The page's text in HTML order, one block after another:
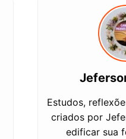
Estudos,
criados por
edificar sua